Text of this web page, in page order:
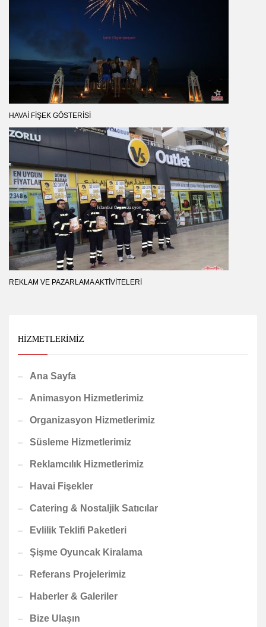
HAVAI FIŞEK GÖSTERISI
REKLAM VE PAZARLAMA AKTIVITELERI
HIZMETLERIMIZ
Ana Sayfa
Animasyon Hizmetlerimiz
Organizasyon Hizmetlerimiz
Süsleme Hizmetlerimiz
Reklamcılık Hizmetlerimiz
Havai Fişekler
Catering & Nostaljik Satıcılar
Evlilik Teklifi Paketleri
Şişme Oyuncak Kiralama
Referans Projelerimiz
Haberler & Galeriler
Bize Ulaşın